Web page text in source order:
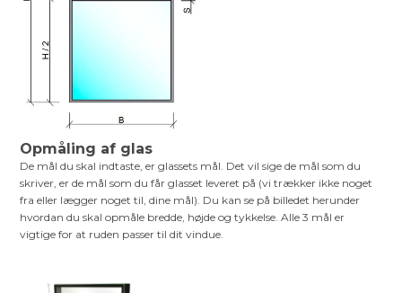
Opmåling af glas
De mål du skal indtaste, er glassets mål. Det vil sige de mål som du
skriver, er de mål som du får glasset leveret på (vi trækker ikke noget
fra eller lægger noget til, dine mål). Du kan se på billedet herunder
hvordan du skal opmåle bredde, højde og tykkelse. Alle 3 mål er
vigtige for at ruden passer til dit vindue.